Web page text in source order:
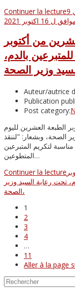
Continuer la lectureتطبيقا للمرسوم الرئاسي رقم21-392 المؤرخ في 9
من أكتوبر
بالدم،
Auteur/autrice
Publication
Post category:
الطبعة العشرين لليوم
الصحة، وبشعار: "لننقذ
مناسبة لتكريم المتبرعين
المتطوعين…
Continuer la lecture
تحت رعاية السيد وزير
الصحة،
1
2
3
4
…
11
Aller à la page